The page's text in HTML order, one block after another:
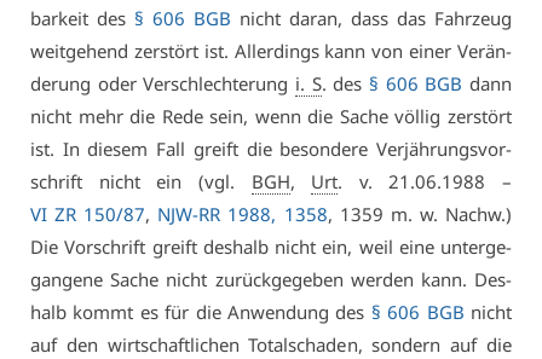
bar­keit des § 606 BGB nicht dar­an, dass das Fahr­zeug
weit­ge­hend zer­stört ist. Al­ler­dings kann von ei­ner Ver­än­
de­rung oder Ver­schlech­te­rung i. S. des § 606 BGB dann
nicht mehr die Re­de sein, wenn die Sa­che völ­lig zer­stört
ist. In die­sem Fall greift die be­son­de­re Ver­jäh­rungs­vor­
schrift nicht ein (vgl. BGH, Urt. v. 21.06.1988 –
VI ZR 150/87, NJW-RR 1988, 1358, 1359 m. w. Nachw.)
Die Vor­schrift greift des­halb nicht ein, weil ei­ne un­ter­ge­
gan­ge­ne Sa­che nicht zu­rück­ge­ge­ben wer­den kann. Des­
halb kommt es für die An­wen­dung des § 606 BGB nicht
auf den wirt­schaft­li­chen To­tal­scha­den, son­dern auf die